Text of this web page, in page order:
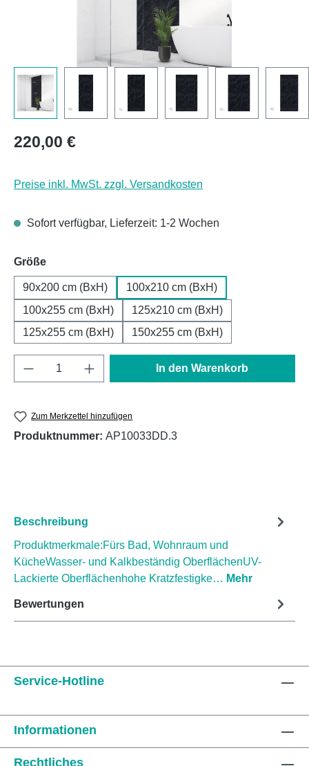
Regulärer Preis:
220,00 €
Preise inkl. MwSt. zzgl. Versandkosten
Sofort verfügbar, Lieferzeit: 1-2 Wochen
Größeauswählen
90x200 cm (BxH)
100x210 cm (BxH)
100x255 cm (BxH)
125x210 cm (BxH)
125x255 cm (BxH)
150x255 cm (BxH)
Produkt Anzahl: Gib den gewünschten
In den Warenkorb
Zum Merkzettel hinzufügen
Produktnummer: AP10033DD.3
Beschreibung
Produktmerkmale:Fürs Bad, Wohnraum und
KücheWasser- und Kalkbeständig OberflächenUV-
Lackierte Oberflächenhohe Kratzfestigke… Mehr
Bewertungen
Service-Hotline
Informationen
Rechtliches